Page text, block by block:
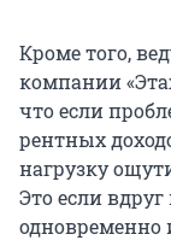
Кроме того,
компании
что если
рентных
нагрузку
Это если
одновременно